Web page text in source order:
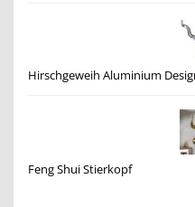
Hirschgeweih Aluminium
Feng Shui Stierkopf